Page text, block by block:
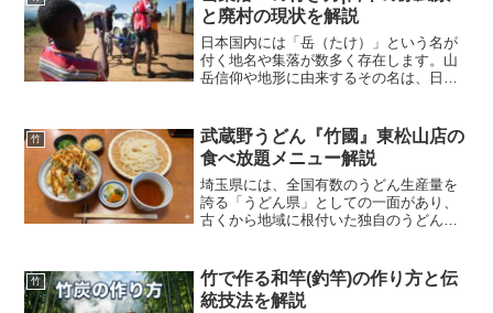
ど、様々な問題を引き起こす...
と廃村の現状を解説
日本国内には「岳（たけ）」という名が
付く地名や集落が数多く存在します。山
岳信仰や地形に由来するその名は、日本
検索する際、主に二つの異なる場所が対
象となっていることはご存...
竹
武蔵野うどん『竹國』東松山店の
食べ放題メニュー解説
埼玉県には、全国有数のうどん生産量を
誇る「うどん県」としての一面があり、
古くから地域に根付いた独自のうどん文
く愛されている郷土料理が「武蔵野うど
ん」です。一般的なうどん...
竹
竹で作る和竿(釣竿)の作り方と伝
統技法を解説